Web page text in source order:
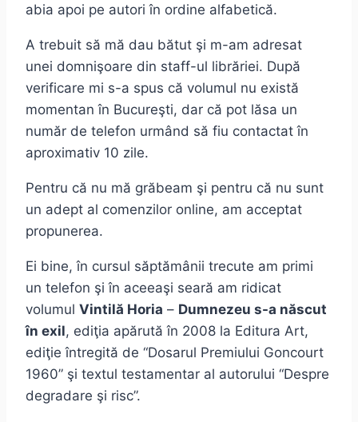
abia apoi pe autori în ordine alfabetică.
A trebuit să mă dau bătut şi m-am adresat
unei domnişoare din staff-ul librăriei. După
verificare mi s-a spus că volumul nu există
momentan în Bucureşti, dar că pot lăsa un
număr de telefon urmând să fiu contactat în
aproximativ 10 zile.
Pentru că nu mă grăbeam şi pentru că nu sunt
un adept al comenzilor online, am acceptat
propunerea.
Ei bine, în cursul săptămânii trecute am primi
un telefon şi în aceeaşi seară am ridicat
volumul Vintilă Horia – Dumnezeu s-a născut
în exil, ediţia apărută în 2008 la Editura Art,
ediţie întregită de “Dosarul Premiului Goncourt
1960” şi textul testamentar al autorului “Despre
degradare şi risc”.